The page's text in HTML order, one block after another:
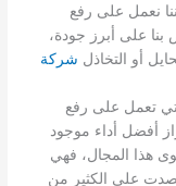
نعمل على رفع
بنا على أبرز جودة،
أو التخاذل شركة
تعمل على رفع
أفضل أداء موجود
هذا المجال، فهي
على الكثير من